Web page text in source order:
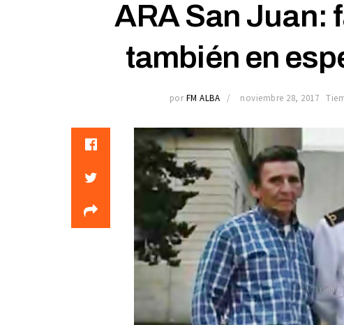
ARA San Juan:
también en
por FM ALBA noviembre 28, 2017